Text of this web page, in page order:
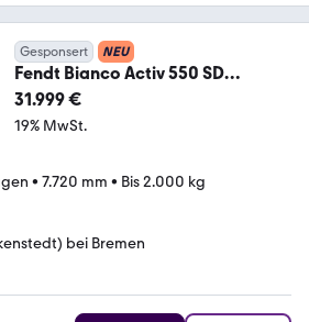
Gesponsert NEU
Fendt Bianco Activ 550 SD
2000kg; SafetyPaket; Dusche
31.999 €
19% MwSt.
• 7.720 mm • Bis 2.000 kg
bei Bremen